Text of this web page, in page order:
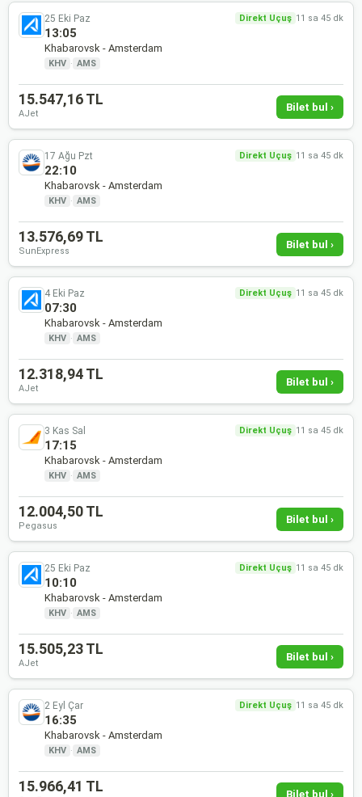
25 Eki Paz Direkt Uçuş 11 sa 45 dk
13:05
Khabarovsk - Amsterdam
KHV · AMS
15.547,16 TL
AJet
Bilet bul ›
17 Ağu Pzt Direkt Uçuş 11 sa 45 dk
22:10
Khabarovsk - Amsterdam
KHV · AMS
13.576,69 TL
SunExpress
Bilet bul ›
4 Eki Paz Direkt Uçuş 11 sa 45 dk
07:30
Khabarovsk - Amsterdam
KHV · AMS
12.318,94 TL
AJet
Bilet bul ›
3 Kas Sal Direkt Uçuş 11 sa 45 dk
17:15
Khabarovsk - Amsterdam
KHV · AMS
12.004,50 TL
Pegasus
Bilet bul ›
25 Eki Paz Direkt Uçuş 11 sa 45 dk
10:10
Khabarovsk - Amsterdam
KHV · AMS
15.505,23 TL
AJet
Bilet bul ›
2 Eyl Çar Direkt Uçuş 11 sa 45 dk
16:35
Khabarovsk - Amsterdam
KHV · AMS
15.966,41 TL Bilet bul ›